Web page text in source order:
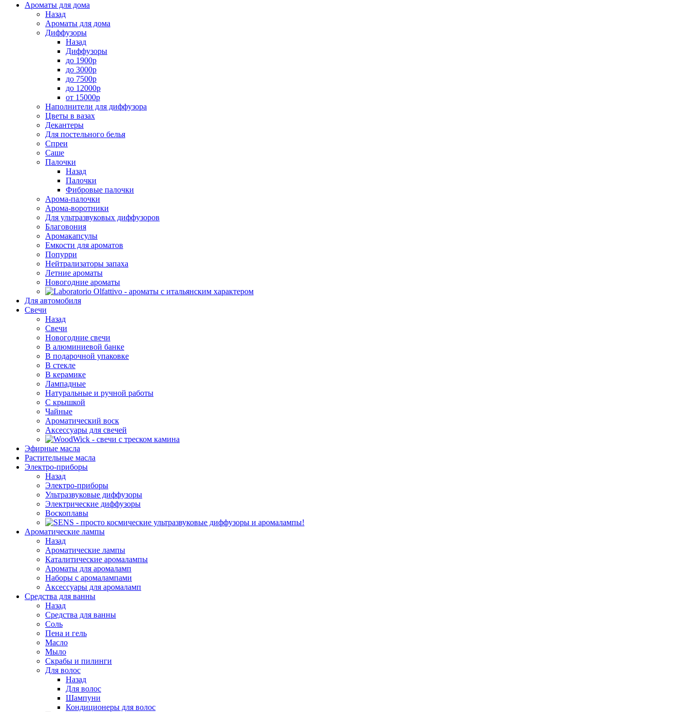
Ароматы для дома
Назад
Ароматы для дома
Диффузоры
Назад
Диффузоры
до 1900р
до 3000р
до 7500р
до 12000р
от 15000р
Наполнители для диффузора
Цветы в вазах
Декантеры
Для постельного белья
Спреи
Саше
Палочки
Назад
Палочки
Фибровые палочки
Арома-палочки
Арома-воротники
Для ультразвуковых диффузоров
Благовония
Аромакапсулы
Емкости для ароматов
Попурри
Нейтрализаторы запаха
Летние ароматы
Новогодние ароматы
Для автомобиля
Свечи
Назад
Свечи
Новогодние свечи
В алюминиевой банке
В подарочной упаковке
В стекле
В керамике
Лампадные
Натуральные и ручной работы
С крышкой
Чайные
Ароматический воск
Аксессуары для свечей
Эфирные масла
Растительные масла
Электро-приборы
Назад
Электро-приборы
Ультразвуковые диффузоры
Электрические диффузоры
Воскоплавы
Ароматические лампы
Назад
Ароматические лампы
Каталитические аромалампы
Ароматы для аромаламп
Наборы с аромалампами
Аксессуары для аромаламп
Средства для ванны
Назад
Средства для ванны
Соль
Пена и гель
Масло
Мыло
Скрабы и пилинги
Для волос
Назад
Для волос
Шампуни
Кондиционеры для волос